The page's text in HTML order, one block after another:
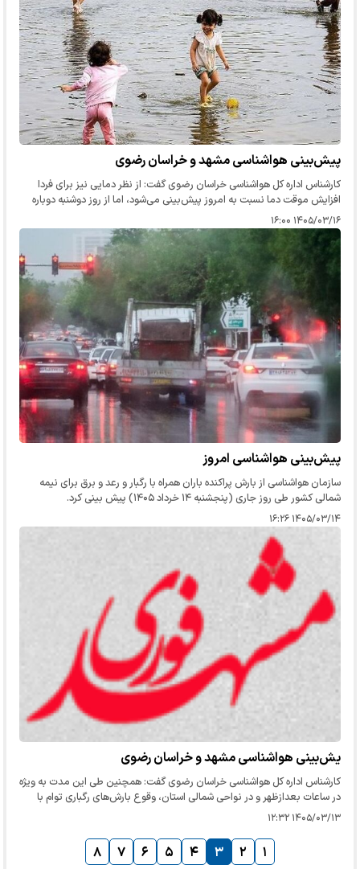
پیش‌بینی هواشناسی مشهد و خراسان رضوی
کارشناس اداره کل هواشناسی خراسان رضوی گفت: از نظر دمایی نیز برای فردا
افزایش موقت دما نسبت به امروز پیش‌بینی می‌شود، اما از روز دوشنبه دوباره
دما روند کاهشی خواهد داشت.
۱۴۰۵/۰۳/۱۶ ۱۶:۰۰
پیش‌بینی هواشناسی امروز
سازمان هواشناسی از بارش پراکنده باران همراه با رگبار و رعد و برق برای نیمه
شمالی کشور طی روز جاری (پنجشنبه ۱۴ خرداد ۱۴۰۵) پیش بینی کرد.
۱۴۰۵/۰۳/۱۴ ۱۶:۲۶
یش‌بینی هواشناسی مشهد و خراسان رضوی
کارشناس اداره کل هواشناسی خراسان رضوی گفت: همچنین طی این مدت به ویژه
در ساعات بعدازظهر و در نواحی شمالی استان، وقوع بارش‌های رگباری توام با
رعدوبرق، در نواحی مستعد بارش تگرگ، جاری شدن رواناب و…
۱۴۰۵/۰۳/۱۳ ۱۲:۳۲
۱ ۲ ۳ ۴ ۵ ۶ ۷ ۸